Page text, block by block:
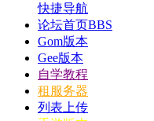
快捷导航
论坛首页BBS
Gom版本
Gee版本
自学教程
租服务器
列表上传